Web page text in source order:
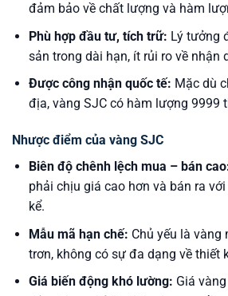
đảm bảo về chất lượng và hàm
Phù hợp đầu tư, tích trữ: Lý tưởng
sản trong dài hạn, ít rủi ro về nhận
Được công nhận quốc tế: Mặc dù
địa, vàng SJC có hàm lượng 9999
Nhược điểm của vàng SJC
Biên độ chênh lệch mua – bán
phải chịu giá cao hơn và bán ra
kể.
Mẫu mã hạn chế: Chủ yếu là vàng
trơn, không có sự đa dạng về thiết
Giá biến động khó lường: Giá